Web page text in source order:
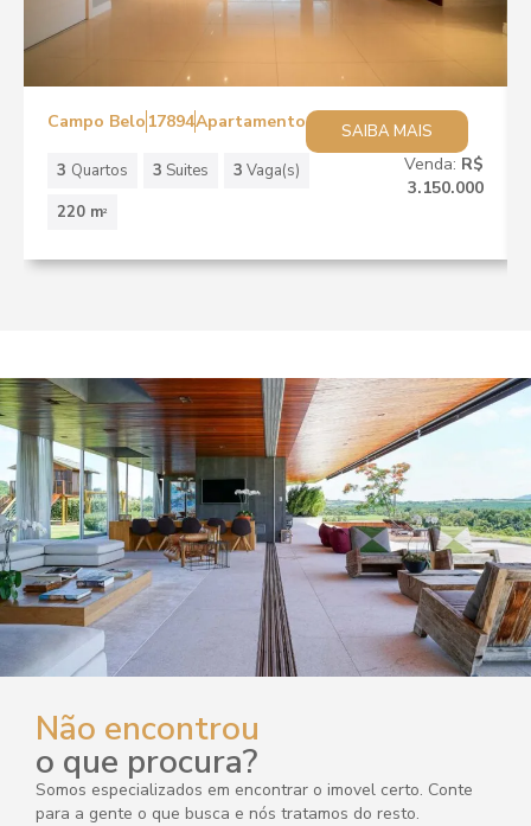
Campo Belo 17894Apartamento
SAIBA MAIS
3 Quartos 3 Suites 3 Vaga(s)
220 m2
Venda: R$
3.150.000
Não encontrou
o que procura?
Somos especializados em encontrar o imovel certo. Conte
para a gente o que busca e nós tratamos do resto.